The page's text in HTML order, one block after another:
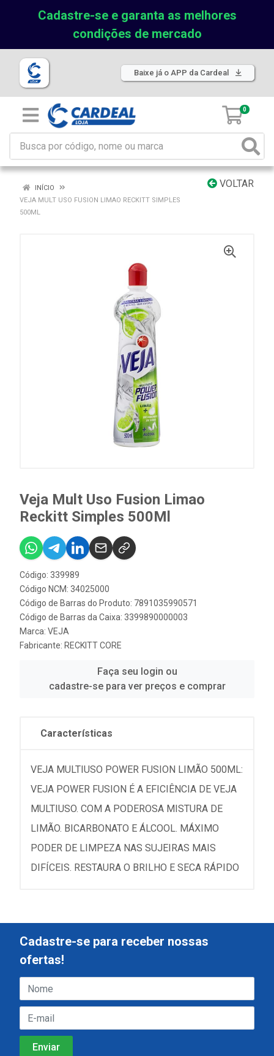
Cadastre-se e garanta as melhores
condições de mercado
Baixe já o APP da Cardeal
0
VOLTAR
INÍCIO
VEJA MULT USO FUSION LIMAO RECKITT SIMPLES
500ML
Veja Mult Uso Fusion Limao
Reckitt Simples 500Ml
Código: 339989
Código NCM: 34025000
Código de Barras do Produto: 7891035990571
Código de Barras da Caixa: 3399890000003
Marca: VEJA
Fabricante: RECKITT CORE
Faça seu login ou
cadastre-se para ver preços e comprar
Características
VEJA MULTIUSO POWER FUSION LIMÃO 500ML:
VEJA POWER FUSION É A EFICIÊNCIA DE VEJA
MULTIUSO. COM A PODEROSA MISTURA DE
LIMÃO. BICARBONATO E ÁLCOOL. MÁXIMO
PODER DE LIMPEZA NAS SUJEIRAS MAIS
DIFÍCEIS. RESTAURA O BRILHO E SECA RÁPIDO
Cadastre-se para receber nossas
ofertas!